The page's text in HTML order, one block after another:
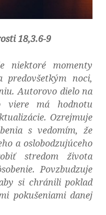
18,3.6-9
niektoré momenty
noci,
Autorovo dielo na
viere má hodnotu
Ozrejmuje
s vedomím, že
a oslobodzujúceho
stredom života
Povzbudzuje
si chránili poklad
pokušeniami danej